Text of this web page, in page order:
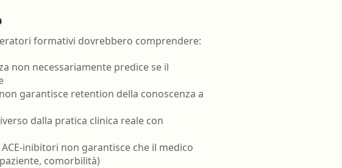
formativi dovrebbero comprendere:
non necessariamente predice se il
garantisce retention della conoscenza a
dalla pratica clinica reale con
inibitori non garantisce che il medico
comorbilità)